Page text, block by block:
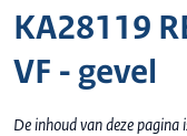
KA28119
VF - gevel
De inhoud van deze